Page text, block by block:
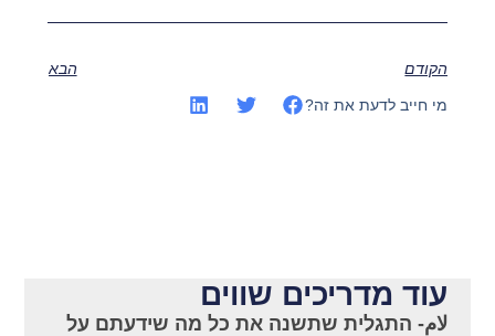
הקודם הבא
מי חייב לדעת את זה?
עוד מדריכים שווים
لام- התגלית שתשנה את כל מה שידעתם על